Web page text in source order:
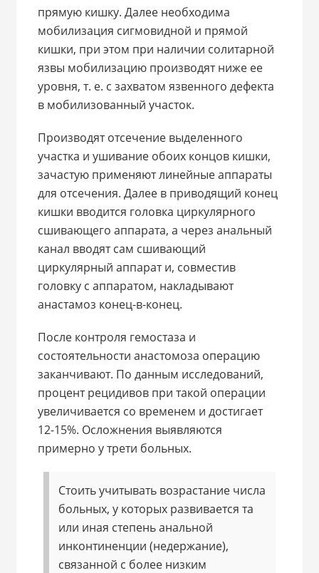
прямую кишку. Далее необходима
мобилизация сигмовидной и прямой
кишки, при этом при наличии солитарной
язвы мобилизацию производят ниже ее
уровня, т. е. с захватом язвенного дефекта
в мобилизованный участок.
Производят отсечение выделенного
участка и ушивание обоих концов кишки,
зачастую применяют линейные аппараты
для отсечения. Далее в приводящий конец
кишки вводится головка циркулярного
сшивающего аппарата, а через анальный
канал вводят сам сшивающий
циркулярный аппарат и, совместив
головку с аппаратом, накладывают
анастамоз конец-в-конец.
После контроля гемостаза и
состоятельности анастомоза операцию
заканчивают. По данным исследований,
процент рецидивов при такой операции
увеличивается со временем и достигает
12-15%. Осложнения выявляются
примерно у трети больных.
Стоить учитывать возрастание числа
больных, у которых развивается та
или иная степень анальной
инконтиненции (недержание),
связанной с более низким